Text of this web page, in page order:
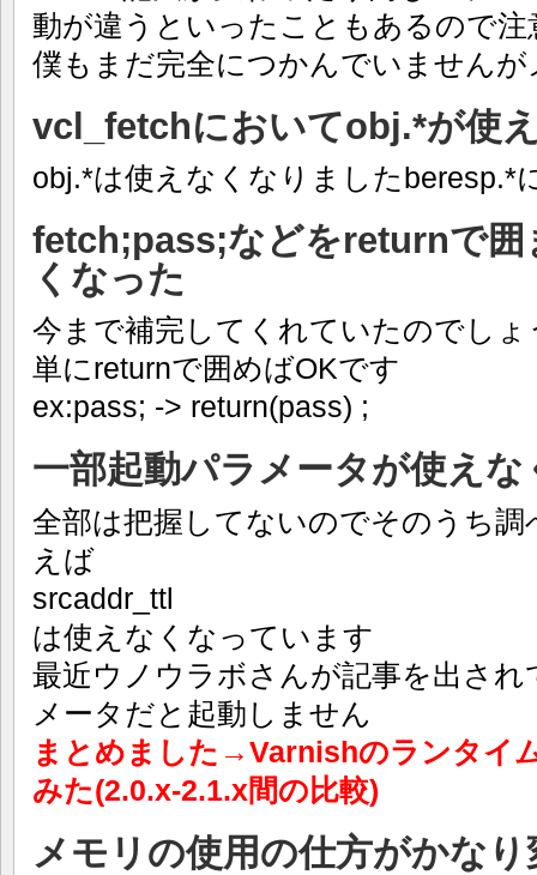
動が違うといったこともあるので注
僕もまだ完全につかんでいませんが
vcl_fetchにおいてobj.*が使
obj.*は使えなくなりましたberesp.*
fetch;pass;などをreturnで囲
くなった
今まで補完してくれていたのでしょ
単にreturnで囲めばOKです
ex:pass; -> return(pass) ;
一部起動パラメータが使えな
全部は把握してないのでそのうち
えば
srcaddr_ttl
は使えなくなっています
最近ウノウラボさんが記事を出さ
メータだと起動しません
まとめました→Varnishのランタイ
みた(2.0.x-2.1.x間の比較)
メモリの使用の仕方がかな